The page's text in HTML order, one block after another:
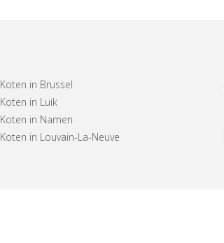
Koten in Brussel
Koten in Luik
Koten in Namen
Koten in Louvain-La-Neuve